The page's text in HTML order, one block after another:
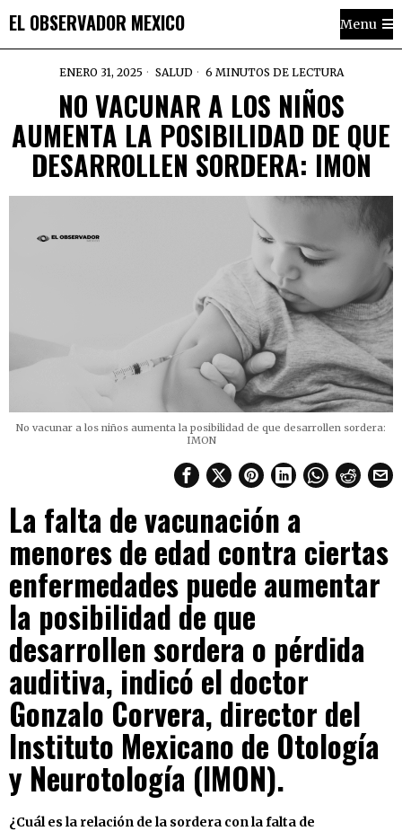
EL OBSERVADOR MEXICO Menu
ENERO 31, 2025 SALUD 6 MINUTOS DE LECTURA
NO VACUNAR A LOS NIÑOS
AUMENTA LA POSIBILIDAD DE QUE
DESARROLLEN SORDERA: IMON
No vacunar a los niños aumenta la posibilidad de que desarrollen sordera:
IMON
La falta de vacunación a
menores de edad contra ciertas
enfermedades puede aumentar
la posibilidad de que
desarrollen sordera o pérdida
auditiva, indicó el doctor
Gonzalo Corvera, director del
Instituto Mexicano de Otología
y Neurotología (IMON).
¿Cuál es la relación de la sordera con la falta de